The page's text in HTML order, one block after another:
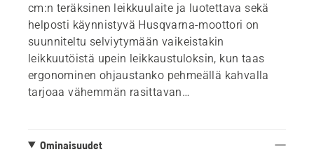
cm:n teräksinen leikkuulaite ja luotettava sekä
helposti käynnistyvä Husqvarna-moottori on
suunniteltu selviytymään vaikeistakin
leikkuutöistä upein leikkaustuloksin, kun taas
ergonominen ohjaustanko pehmeällä kahvalla
tarjoaa vähemmän rasittavan
säädettävä leikkuukorkeus tekevät jokaisesta
Ominaisuudet